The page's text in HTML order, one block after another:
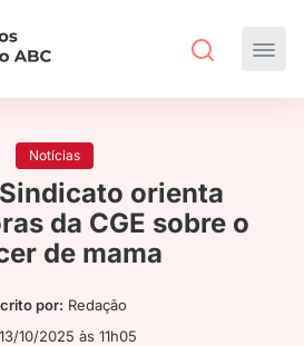
Notícias
orienta
da CGE sobre o
de mama
por: Redação
13/10/2025 às 11h05